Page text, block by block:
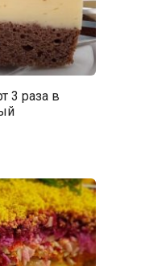
3 раза в